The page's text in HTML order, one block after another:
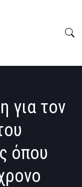
για τον
όπου